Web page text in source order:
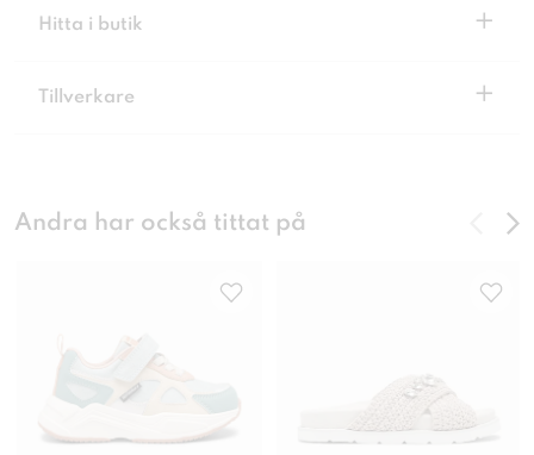
Hitta i butik +
Tillverkare +
Andra har också tittat på